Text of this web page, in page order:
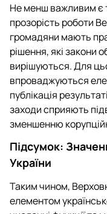
Не менш важливим є
прозорість роботи
громадяни мають
рішення, які закони
вирішуються. Для
впроваджуються
публікація
заходи сприяють
зменшенню
Підсумок:
України
Таким чином,
елементом